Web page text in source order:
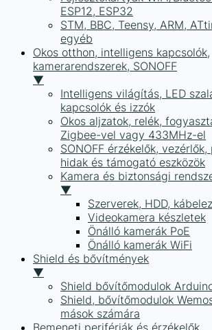
ESP12, ESP32
STM, BBC, Teensy, ARM,
egyéb
Okos otthon, intelligens kapcsolók,
kamerarendszerek, SONOFF
▼
Intelligens világítás, LED
kapcsolók és izzók
Okos aljzatok, relék,
Zigbee-vel vagy 433MHz-el
SONOFF érzékelők,
hidak és támogató eszközök
Kamera és biztonsági
▼
Szerverek, HDD,
Videokamera készletek
Önálló kamerák PoE
Önálló kamerák WiFi
Shield és bővítmények
▼
Shield bővítőmodulok
Shield, bővítőmodulok
mások számára
Bemeneti perifériák és érzékelők